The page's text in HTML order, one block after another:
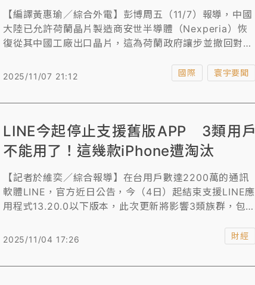
【編譯黃惠瑜／綜合外電】彭博周五（11/7）報導，中國
大陸已允許荷蘭晶片製造商安世半導體（Nexperia）恢
復從其中國工廠出口晶片，這為荷蘭政府讓步並撤回對這
2025/11/07 21:12 國際 寰宇要聞
LINE今起停止支援舊版APP 3類用戶
不能用了！這幾款iPhone遭淘汰
【記者於維奕／綜合報導】在台用戶數達2200萬的通訊
軟體LINE，官方近日公告，今（4日）起結束支援LINE應
用程式13.20.0以下版本，此次更新將影響3類族群，包括
及Android 7.1.2以下版本的手機，無法再登入使用。
影響。
2025/11/04 17:26 財經